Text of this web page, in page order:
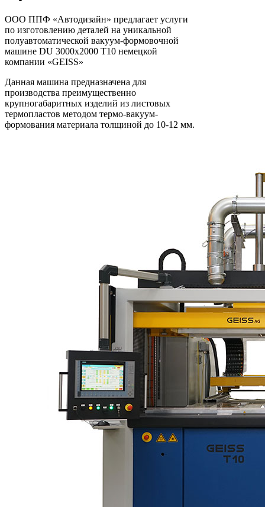
ООО ППФ «Автодизайн» предлагает услуги
по изготовлению деталей на уникальной
полуавтоматической вакуум-формовочной
машине DU 3000x2000 T10 немецкой
компании «GEISS»
Данная машина предназначена для
производства преимущественно
крупногабаритных изделий из листовых
термопластов методом термо-вакуум-
формования материала толщиной до 10-12 мм.